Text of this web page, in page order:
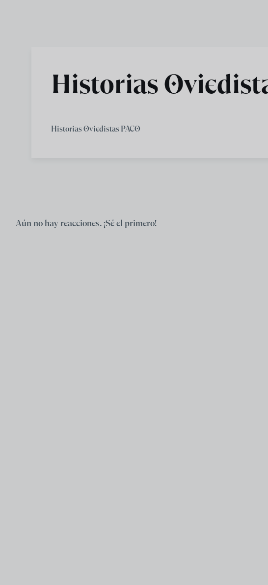
Historias
Historias Oviedistas PACO
Aún no hay reacciones. ¡Sé el primero!